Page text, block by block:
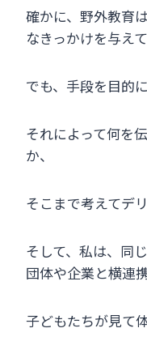
確かに、野外教育
なきっかけを与えて
でも、手段を目的
それによって何を
か、
そこまで考えてデ
そして、私は、同
団体や企業と横連携
子どもたちが見て